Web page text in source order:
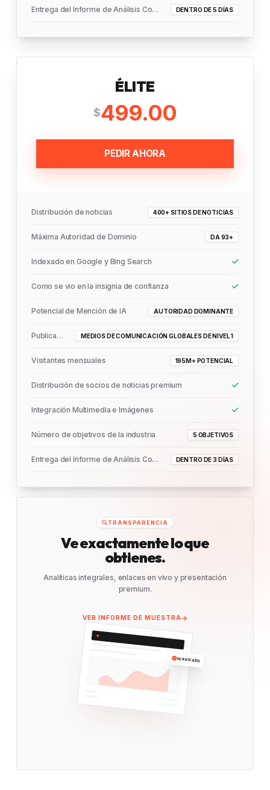
Entrega del Informe de Análisis Completo DENTRO DE 5 DÍAS
ÉLITE
$499.00
PEDIR AHORA
Distribución de noticias 400+ SITIOS DE NOTICIAS
Máxima Autoridad de Dominio DA 93+
Indexado en Google y Bing Search
Como se vio en la insignia de confianza
Potencial de Mención de IA AUTORIDAD DOMINANTE
Publicado En MEDIOS DE COMUNICACIÓN GLOBALES DE NIVEL 1
Visitantes mensuales 195M+ POTENCIAL
Distribución de socios de noticias premium
Integración Multimedia e Imágenes
Número de objetivos de la industria 5 OBJETIVOS
Entrega del Informe de Análisis Completo DENTRO DE 3 DÍAS
TRANSPARENCIA
Ve exactamente lo que
obtienes.
Analíticas integrales, enlaces en vivo y presentación
premium.
VER INFORME DE MUESTRA
VERIFICADO